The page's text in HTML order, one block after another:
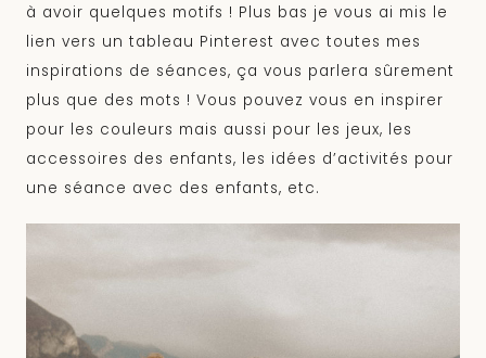
à avoir quelques motifs ! Plus bas je vous ai mis le
lien vers un tableau Pinterest avec toutes mes
inspirations de séances, ça vous parlera sûrement
plus que des mots ! Vous pouvez vous en inspirer
pour les couleurs mais aussi pour les jeux, les
accessoires des enfants, les idées d’activités pour
une séance avec des enfants, etc.